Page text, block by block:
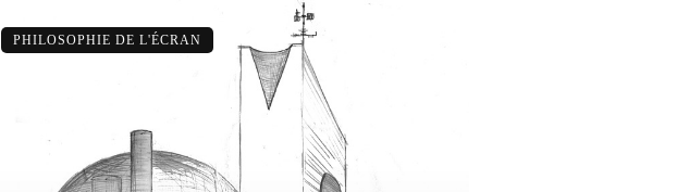
PHILOSOPHIE DE L'ÉCRAN